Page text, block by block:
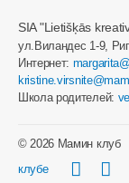
SIA "Lietišķās
ул.Виландес 1-9,
Интернет:
Школа родителей:
© 2026 Мамин клуб
клубе